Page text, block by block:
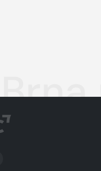
SVĚTLÝ/TMAVÝ REŽIM